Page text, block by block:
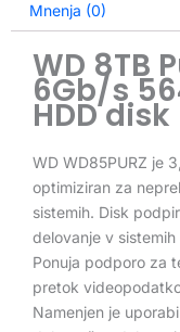
Mnenja (0)
WD 8TB
6Gb/s
HDD disk
WD WD85PURZ je
optimiziran za
sistemih. Disk
delovanje v
Ponuja podporo za
pretok
Namenjen je